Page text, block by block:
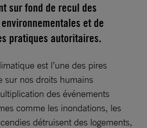
sur fond de recul des
et de
pratiques autoritaires.
est l’une des pires
sur nos droits humains
des événements
comme les inondations, les
détruisent des logements,